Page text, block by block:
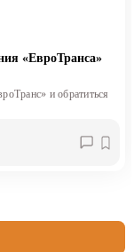
«ЕвроТранса»
и обратиться